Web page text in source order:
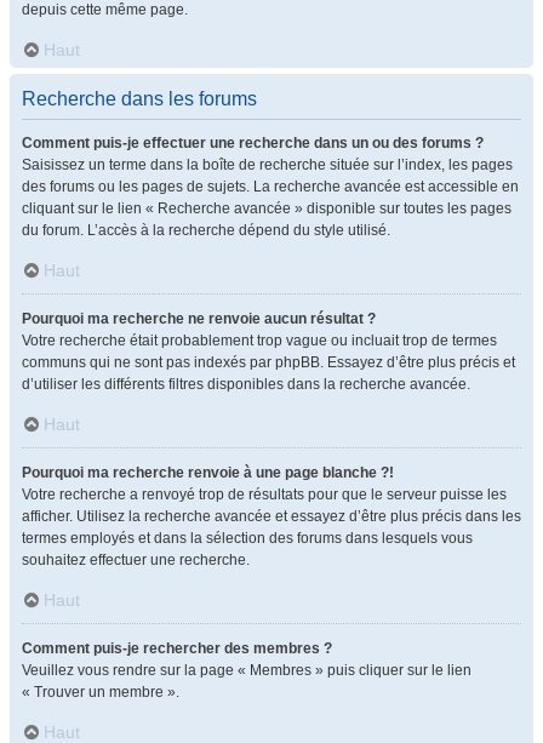
depuis cette même page.
Haut
Recherche dans les forums
Comment puis-je effectuer une recherche dans un ou des forums ?
Saisissez un terme dans la boîte de recherche située sur l’index, les pages
des forums ou les pages de sujets. La recherche avancée est accessible en
cliquant sur le lien « Recherche avancée » disponible sur toutes les pages
du forum. L’accès à la recherche dépend du style utilisé.
Haut
Pourquoi ma recherche ne renvoie aucun résultat ?
Votre recherche était probablement trop vague ou incluait trop de termes
communs qui ne sont pas indexés par phpBB. Essayez d’être plus précis et
d’utiliser les différents filtres disponibles dans la recherche avancée.
Haut
Pourquoi ma recherche renvoie à une page blanche ?!
Votre recherche a renvoyé trop de résultats pour que le serveur puisse les
afficher. Utilisez la recherche avancée et essayez d’être plus précis dans les
termes employés et dans la sélection des forums dans lesquels vous
souhaitez effectuer une recherche.
Haut
Comment puis-je rechercher des membres ?
Veuillez vous rendre sur la page « Membres » puis cliquer sur le lien
« Trouver un membre ».
Haut